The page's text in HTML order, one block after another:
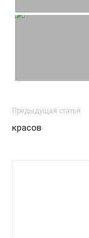
Предыдущая статья
красов